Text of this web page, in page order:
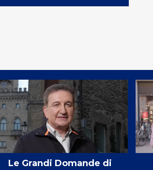
Le Grandi Domande di